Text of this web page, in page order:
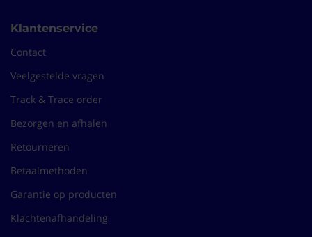
Klantenservice
Contact
Veelgestelde vragen
Track & Trace order
Bezorgen en afhalen
Retourneren
Betaalmethoden
Garantie op producten
Klachtenafhandeling